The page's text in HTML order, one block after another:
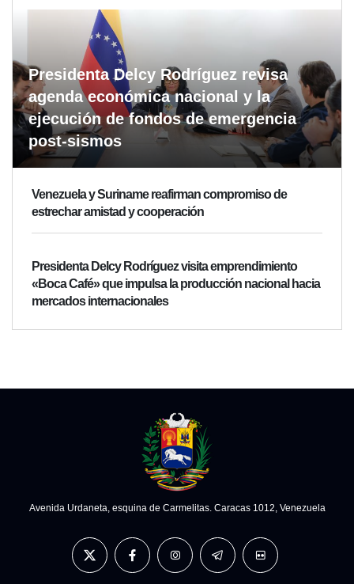
Presidenta Delcy Rodríguez revisa
agenda económica nacional y la
ejecución de fondos de emergencia
post-sismos
Venezuela y Suriname reafirman compromiso de
estrechar amistad y cooperación
Presidenta Delcy Rodríguez visita emprendimiento
«Boca Café» que impulsa la producción nacional hacia
mercados internacionales
Avenida Urdaneta, esquina de Carmelitas. Caracas 1012, Venezuela